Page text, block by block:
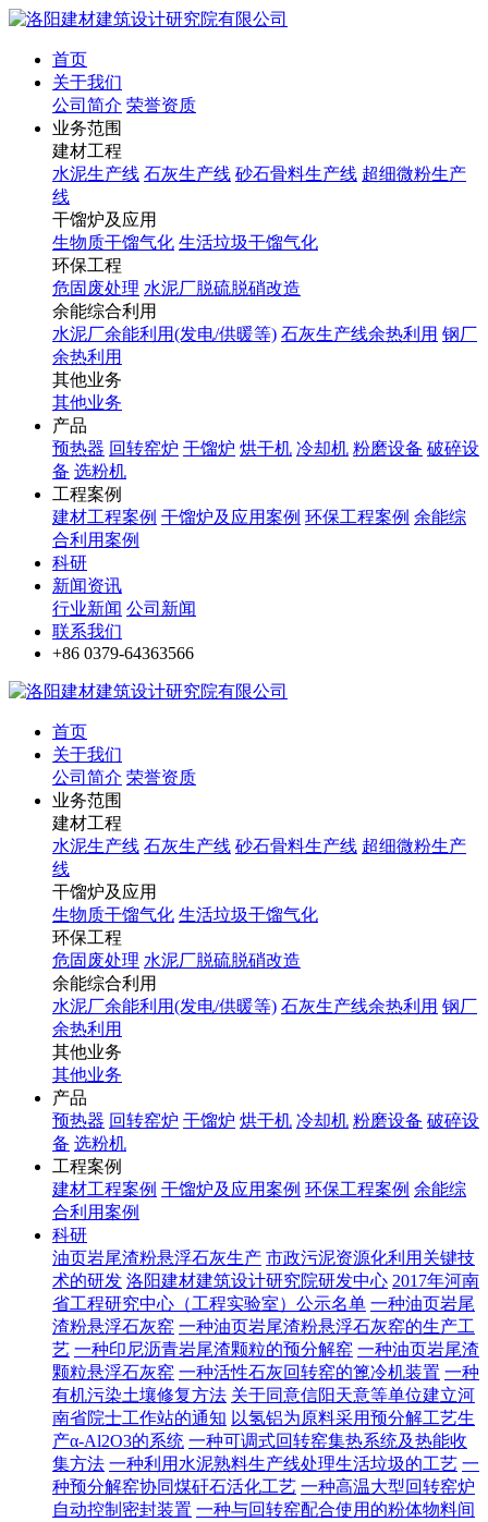
首页
关于我们
公司简介 荣誉资质
业务范围
建材工程
水泥生产线 石灰生产线 砂石骨料生产线 超细微粉生产
线
干馏炉及应用
生物质干馏气化 生活垃圾干馏气化
环保工程
危固废处理 水泥厂脱硫脱硝改造
余能综合利用
水泥厂余能利用(发电/供暖等) 石灰生产线余热利用 钢厂
余热利用
其他业务
其他业务
产品
预热器 回转窑炉 干馏炉 烘干机 冷却机 粉磨设备 破碎设
备 选粉机
工程案例
建材工程案例 干馏炉及应用案例 环保工程案例 余能综
合利用案例
科研
新闻资讯
行业新闻 公司新闻
联系我们
+86 0379-64363566
首页
关于我们
公司简介 荣誉资质
业务范围
建材工程
水泥生产线 石灰生产线 砂石骨料生产线 超细微粉生产
线
干馏炉及应用
生物质干馏气化 生活垃圾干馏气化
环保工程
危固废处理 水泥厂脱硫脱硝改造
余能综合利用
水泥厂余能利用(发电/供暖等) 石灰生产线余热利用 钢厂
余热利用
其他业务
其他业务
产品
预热器 回转窑炉 干馏炉 烘干机 冷却机 粉磨设备 破碎设
备 选粉机
工程案例
建材工程案例 干馏炉及应用案例 环保工程案例 余能综
合利用案例
科研
油页岩尾渣粉悬浮石灰生产 市政污泥资源化利用关键技
术的研发 洛阳建材建筑设计研究院研发中心 2017年河南
省工程研究中心（工程实验室）公示名单 一种油页岩尾
渣粉悬浮石灰窑 一种油页岩尾渣粉悬浮石灰窑的生产工
艺 一种印尼沥青岩尾渣颗粒的预分解窑 一种油页岩尾渣
颗粒悬浮石灰窑 一种活性石灰回转窑的篦冷机装置 一种
有机污染土壤修复方法 关于同意信阳天意等单位建立河
南省院士工作站的通知 以氢铝为原料采用预分解工艺生
产α-Al2O3的系统 一种可调式回转窑集热系统及热能收
集方法 一种利用水泥熟料生产线处理生活垃圾的工艺 一
种预分解窑协同煤矸石活化工艺 一种高温大型回转窑炉
自动控制密封装置 一种与回转窑配合使用的粉体物料间